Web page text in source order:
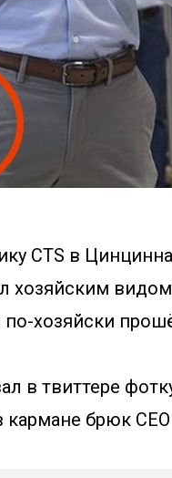
CTS в
хозяйским
хозяйски
в твиттере
брюк